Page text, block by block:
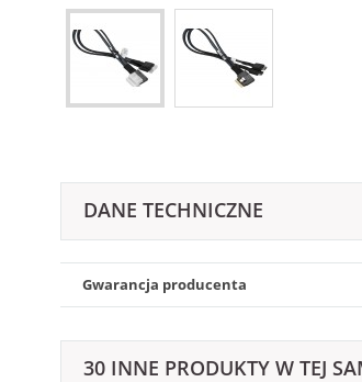
DANE TECHNICZNE
Gwarancja producenta
30 INNE PRODUKTY W TEJ